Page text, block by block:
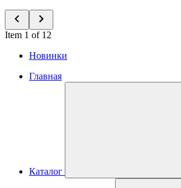
Item 1 of 12
Новинки
Главная
Каталог